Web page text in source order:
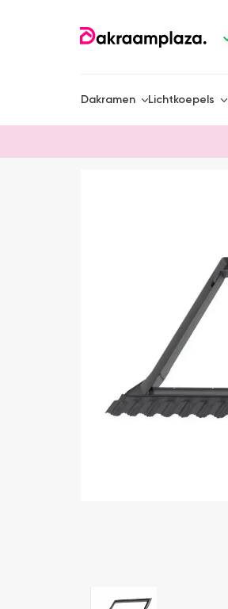
Dakramen Lichtkoepels